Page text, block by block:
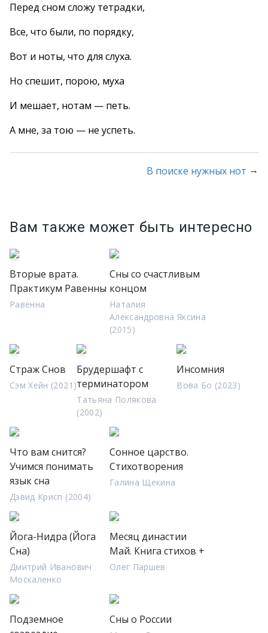
Перед сном сложу тетрадки,
Все, что были, по порядку,
Вот и ноты, что для слуха.
Но спешит, порою, муха
И мешает, нотам — петь.
А мне, за тою — не успеть.
В поиске нужных нот →
Вам также может быть интересно
Вторые врата.
Практикум Равенны
Равенна
Сны со счастливым
концом
Наталия
Александровна Яксина
(2015)
Страж Снов
Сэм Хейн (2021)
Брудершафт с
терминатором
Татьяна Полякова
(2002)
Инсомния
Вова Бо (2023)
Что вам снится?
Учимся понимать
язык сна
Дэвид Крисп (2004)
Сонное царство.
Стихотворения
Галина Щекина
Йога-Нидра (Йога
Сна)
Дмитрий Иванович
Москаленко
Месяц династии
Май. Книга стихов +
Олег Паршев
Подземное
Сны о России